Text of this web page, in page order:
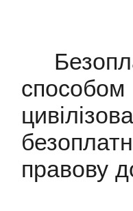
правову